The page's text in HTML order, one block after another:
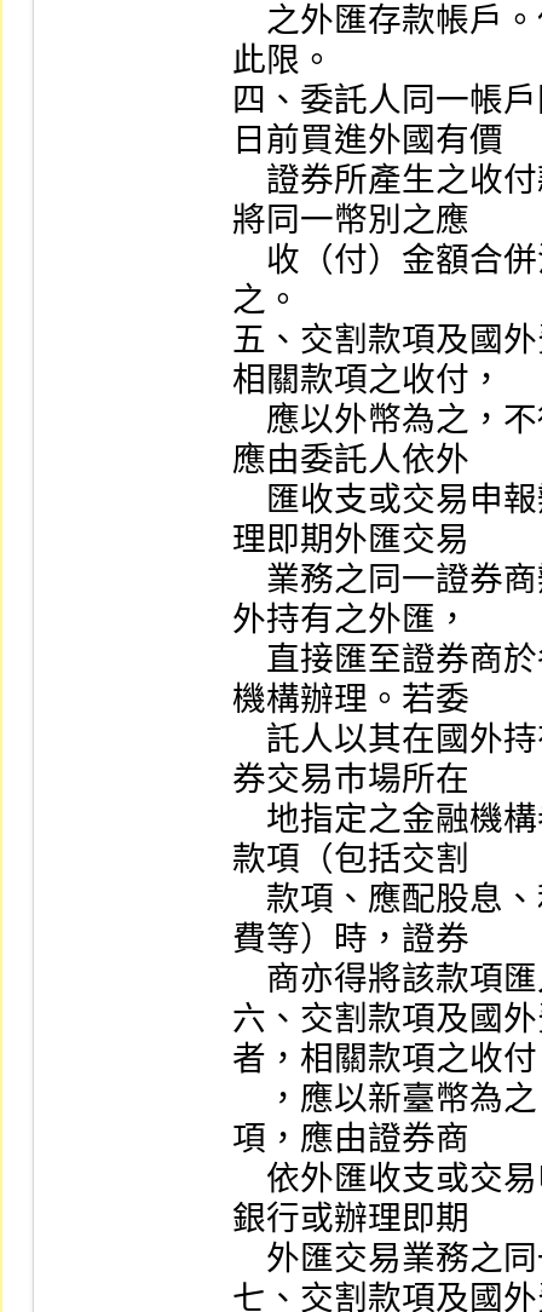
此限。
四、委託人同一帳
日前買進外國有價
將同一幣別之應
之。
五、交割款項及國
相關款項之收付，
應由委託人依外
理即期外匯交易
外持有之外匯，
機構辦理。若委
券交易巿場所在
款項（包括交割
費等）時，證券
六、交割款項及國
者，相關款項之收付
項，應由證券商
銀行或辦理即期
七、交割款項及國